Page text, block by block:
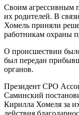
Своим агрессивным
их родителей. В
Хомель приняли
работникам охраны
О происшествии
был передан
органов.
Президент СРО
Саминский
Кирилла Хомеля за
действия